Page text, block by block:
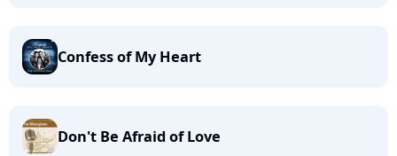
Confess of My Heart
Don't Be Afraid of Love